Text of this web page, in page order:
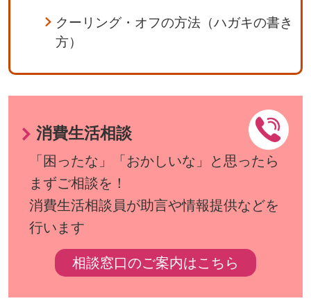
クーリング・オフの方法（ハガキの書き
方）
消費生活相談
「困ったな」「おかしいな」と思ったら
まずご相談を！
消費生活相談員が助言や情報提供などを
行います
相談窓口のご案内はこちら